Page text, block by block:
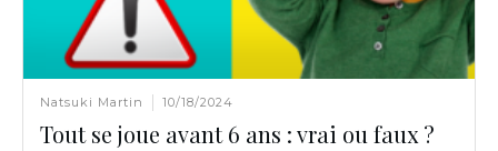
Natsuki Martin 10/18/2024
Tout se joue avant 6 ans : vrai ou faux ?